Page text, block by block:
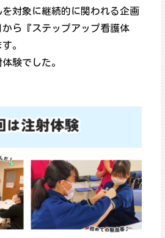
対象に継続的に関われる企画
から『ステップアップ看護体
。
験でした。